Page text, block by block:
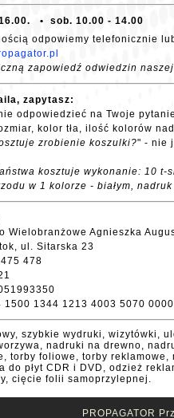
• sob. 10.00 - 14.00
odpowiemy telefonicznie
zapowiedź odwiedzin
zapytasz:
odpowiedzieć na Twoje
kolor tła, ilość kolorów
zrobienie koszulki?" - nie
kosztuje wykonanie: 10
w 1 kolorze - białym,
Wielobranżowe Agnieszka
ul. Sitarska 23
478
1500 1344 1213 4003 5070 0000
szybkie wydruki, wizytówki,
nadruki na drewno,
torby foliowe, torby reklamowe,
do płyt CDR i DVD, odzież
cięcie folii samoprzylepnej.
PROPAGATOR